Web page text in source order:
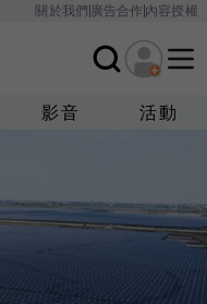
關於我們廣告合作內容授權
影音 活動